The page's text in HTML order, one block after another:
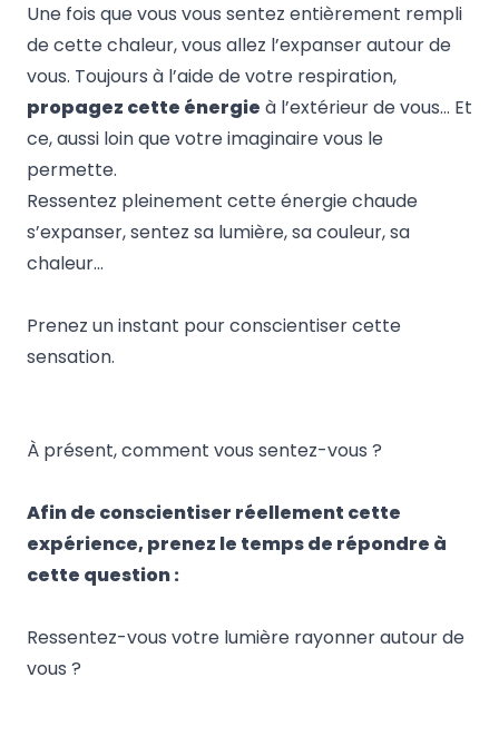
Une fois que vous vous sentez entièrement rempli
de cette chaleur, vous allez l’expanser autour de
vous. Toujours à l’aide de votre respiration,
propagez cette énergie à l’extérieur de vous… Et
ce, aussi loin que votre imaginaire vous le
permette.
Ressentez pleinement cette énergie chaude
s’expanser, sentez sa lumière, sa couleur, sa
chaleur…
Prenez un instant pour conscientiser cette
sensation.
À présent, comment vous sentez-vous ?
Afin de conscientiser réellement cette
expérience, prenez le temps de répondre à
cette question :
Ressentez-vous votre lumière rayonner autour de
vous ?